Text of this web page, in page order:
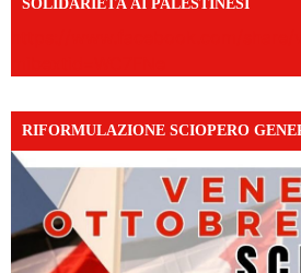
SOLIDARIETÀ AI PALESTINESI
RIFORMULAZIONE SCIOPERO